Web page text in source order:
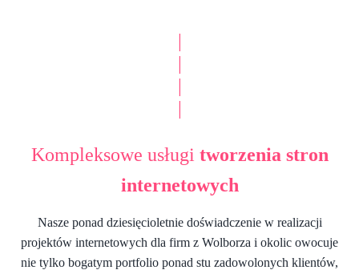
|
|
|
|
Kompleksowe usługi tworzenia stron
internetowych
Nasze ponad dziesięcioletnie doświadczenie w realizacji
projektów internetowych dla firm z Wolborza i okolic owocuje
nie tylko bogatym portfolio ponad stu zadowolonych klientów,